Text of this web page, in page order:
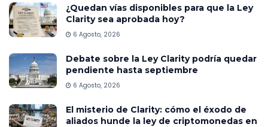
¿Quedan vías disponibles para que la Ley
Clarity sea aprobada hoy?
6 Agosto, 2026
Debate sobre la Ley Clarity podría quedar
pendiente hasta septiembre
6 Agosto, 2026
El misterio de Clarity: cómo el éxodo de
aliados hunde la ley de criptomonedas en